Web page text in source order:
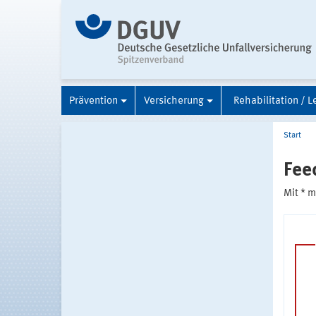
Prävention Versicherung Rehabilitation /
Start
Mit *